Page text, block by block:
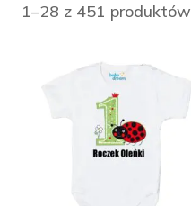
1–28 z 451 produktów